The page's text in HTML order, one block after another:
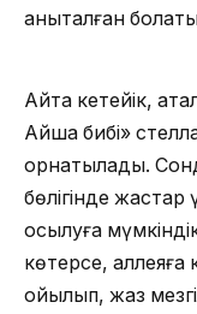
анықталған
Айта кетейік,
Айша бибі»
орнатылады.
бөлігінде жастар
қосылуға
көтерсе, аллеяға
қойылып, жаз